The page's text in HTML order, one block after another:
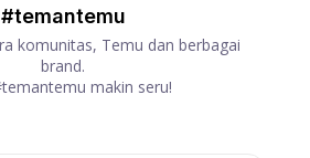
#temantemu
komunitas, Temu dan berbagai
brand.
makin seru!